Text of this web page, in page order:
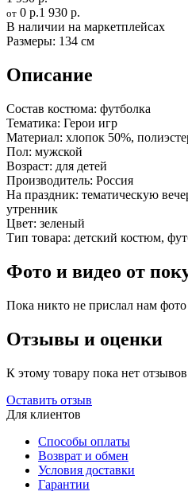
от 0 р.1 930 р.
В наличии на маркетплейсах
Размеры: 134 см
Описание
Состав костюма: футболка
Тематика: Герои игр
Материал: хлопок 50%,
Пол: мужской
Возраст: для детей
Производитель: Россия
На праздник: тематическую
утренник
Цвет: зеленый
Тип товара: детский костюм,
Фото и видео от
Пока никто не прислал нам фото
Отзывы и оценки
К этому товару пока нет
Оставить отзыв
Для клиентов
Способы оплаты
Возврат и обмен
Условия доставки
Гарантии